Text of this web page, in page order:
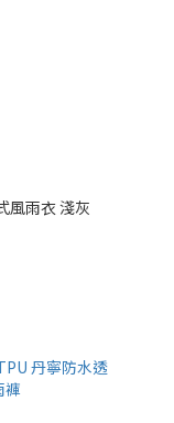
風雨衣 淺灰